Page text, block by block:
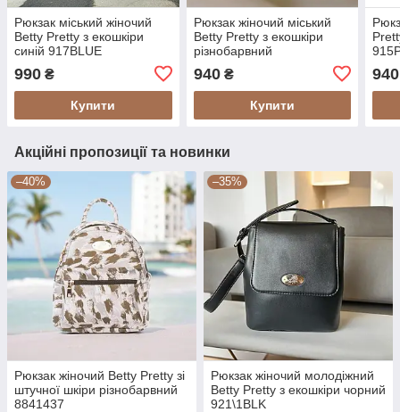
Рюкзак міський жіночий
Betty Pretty з екошкіри
синій 917BLUE
990 ₴
Купити
Рюкзак жіночий міський
Betty Pretty з екошкіри
різнобарвний
940₴
Купити
940
Акційні пропозиції та новинки
–40%
Рюкзак жіночий Betty Pretty зі
штучної шкіри різнобарвний
8841437
–35%
Рюкзак жіночий молодіжний
Betty Pretty з екошкіри чорний
921\1BLK